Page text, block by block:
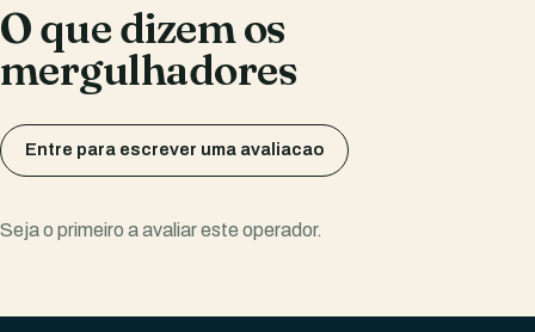
O que dizem os
mergulhadores
Entre para escrever uma avaliacao
Seja o primeiro a avaliar este operador.